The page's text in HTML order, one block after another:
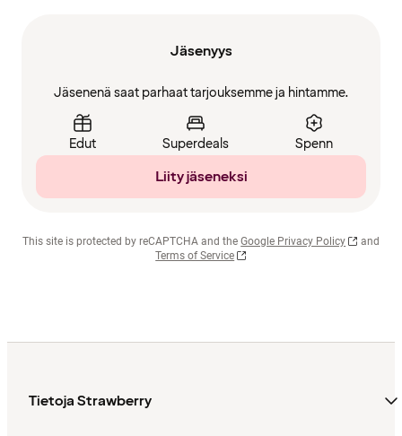
Jäsenyys
Jäsenenä saat parhaat tarjouksemme ja hintamme.
Edut Superdeals Spenn
Liity jäseneksi
This site is protected by reCAPTCHA and the Google Privacy Policy
and
Terms of Service
Tietoja Strawberry